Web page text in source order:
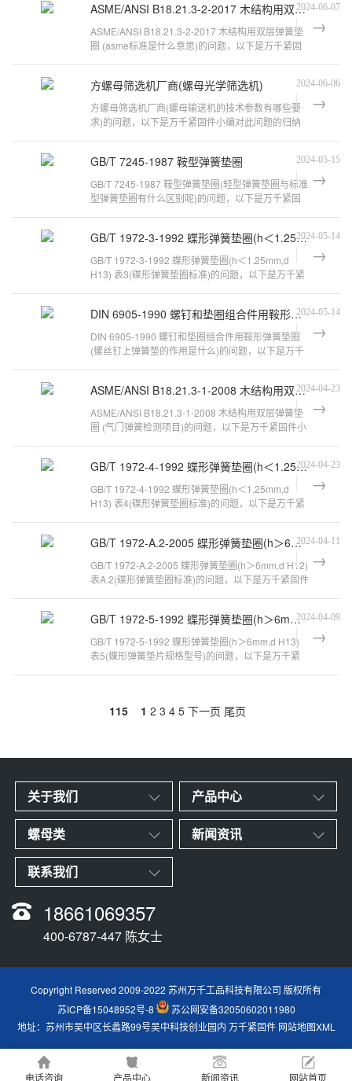
ASME/ANSI B18.21.3-2-2017 木结构用双层弹簧垫圈
2024-06-07
ASME/ANSI B18.21.3-2-2017 木结构用双层弹簧垫
圈 (asme标准是什么意思)的问题，以下是万千紧固
方螺母筛选机厂商(螺母光学筛选机) 2024-06-06
方螺母筛选机厂商(螺母输送机的技术参数有哪些要
求)的问题，以下是万千紧固件小编对此问题的归纳
GB/T 7245-1987 鞍型弹簧垫圈 2024-05-15
GB/T 7245-1987 鞍型弹簧垫圈(轻型弹簧垫圈与标准
型弹簧垫圈有什么区别呢)的问题，以下是万千紧固
GB/T 1972-3-1992 蝶形弹簧垫圈(h＜1.25mm,d H13) 表3
2024-05-14
GB/T 1972-3-1992 蝶形弹簧垫圈(h＜1.25mm,d
H13) 表3(碟形弹簧垫圈标准)的问题，以下是万千紧
DIN 6905-1990 螺钉和垫圈组合件用鞍形弹簧垫圈2024-05-14
DIN 6905-1990 螺钉和垫圈组合件用鞍形弹簧垫圈
(螺丝钉上弹簧垫的作用是什么)的问题，以下是万千
ASME/ANSI B18.21.3-1-2008 木结构用双层弹簧垫圈
2024-04-23
ASME/ANSI B18.21.3-1-2008 木结构用双层弹簧垫
圈 (气门弹簧检测项目)的问题，以下是万千紧固件小
GB/T 1972-4-1992 蝶形弹簧垫圈(h＜1.25mm,d H13) 表4
2024-04-23
GB/T 1972-4-1992 蝶形弹簧垫圈(h＜1.25mm,d
H13) 表4(碟形弹簧垫圈标准)的问题，以下是万千紧
GB/T 1972-A.2-2005 蝶形弹簧垫圈(h＞6mm,d H12) 表A.22024-04-11
GB/T 1972-A.2-2005 蝶形弹簧垫圈(h＞6mm,d H12)
表A.2(碟形弹簧垫圈标准)的问题，以下是万千紧固件
GB/T 1972-5-1992 蝶形弹簧垫圈(h＞6mm,d H13) 表52024-04-09
GB/T 1972-5-1992 蝶形弹簧垫圈(h＞6mm,d H13)
表5(蝶形弹簧垫片规格型号)的问题，以下是万千紧
115 1 2 3 4 5 下一页 尾页
关于我们 产品中心
螺母类 新闻资讯
联系我们
18661069357
400-6787-447 陈女士
Copyright Reserved 2009-2022 苏州万千工品科技有限公司 版权所有
苏ICP备15048952号-8
苏公网安备32050602011980
地址：苏州市吴中区长蠡路99号吴中科技创业园内 万千紧固件 网站地图XML
电话咨询 产品中心 新闻资讯 网站首页